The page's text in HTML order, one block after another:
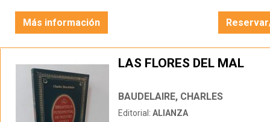
Más información
LAS FLORES DEL MAL
BAUDELAIRE, CHARLES
Editorial: ALIANZA